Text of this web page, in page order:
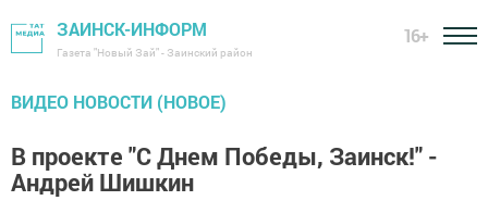
ЗАИНСК-ИНФОРМ
Газета "Новый Зай" - Заинский район
16+
ВИДЕО НОВОСТИ (НОВОЕ)
В проекте "С Днем Победы, Заинск!" -
Андрей Шишкин